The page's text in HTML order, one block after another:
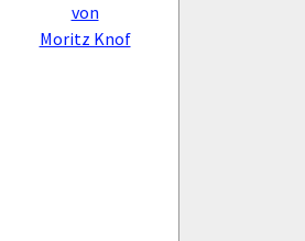
von
Moritz Knof